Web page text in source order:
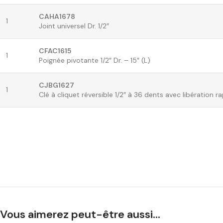
1
CAHA1678
Joint universel Dr. 1/2″
1
CFAC1615
Poignée pivotante 1/2″ Dr. – 15″ (L)
1
CJBG1627
Clé à cliquet réversible 1/2″ à 36 dents avec libération
Vous aimerez peut-être aussi…